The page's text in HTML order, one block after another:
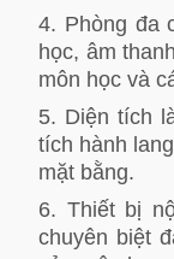
4. Phòng đa
học, âm
môn học và
5. Diện tích
tích hành
mặt bằng.
6. Thiết bị
chuyên biệt